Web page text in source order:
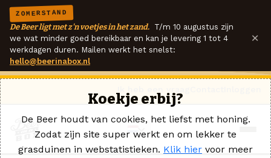
ZOMERSTAND
De Beer ligt met z'n voetjes in het zand. T/m 10 augustus zijn
we wat minder goed bereikbaar en kan je levering 1 tot 4
werkdagen duren. Mailen werkt het snelst:
hello@beerinabox.nl
×
Koekje erbij?
De Beer houdt van cookies, het liefst met honing.
Zodat zijn site super werkt en om lekker te
grasduinen in webstatistieken. Klik hier voor meer